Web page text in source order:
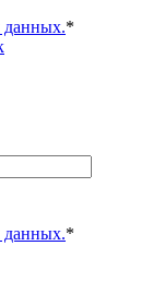
данных.*
данных.*